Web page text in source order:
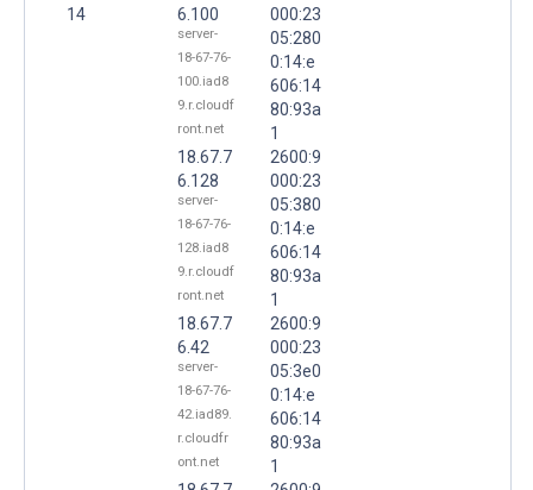
14 6.100
server-
18-67-76-
100.iad8
9.r.cloudf
ront.net
18.67.7
6.128
server-
18-67-76-
128.iad8
9.r.cloudf
ront.net
18.67.7
6.42
server-
18-67-76-
42.iad89.
r.cloudfr
ont.net
000:23
05:280
0:14:e
606:14
80:93a
1
2600:9
000:23
05:380
0:14:e
606:14
80:93a
1
2600:9
000:23
05:3e0
0:14:e
606:14
80:93a
1